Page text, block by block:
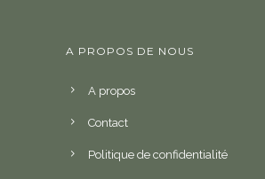
A PROPOS DE NOUS
A propos
Contact
Politique de confidentialité